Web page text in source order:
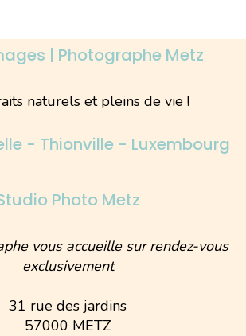
| Photographe Metz
naturels et pleins de vie !
- Thionville - Luxembourg
Photo Metz
vous accueille sur rendez-vous
exclusivement
31 rue des jardins
57000 METZ